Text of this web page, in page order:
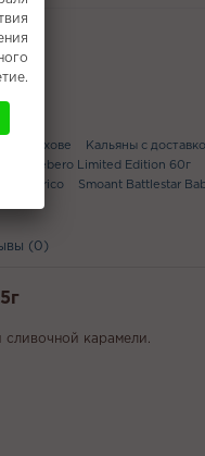
в Чехове
Кальяны с
Sebero Limited Edition 60г
Cocobrico Smoant Battlestar
(0)
карамели.